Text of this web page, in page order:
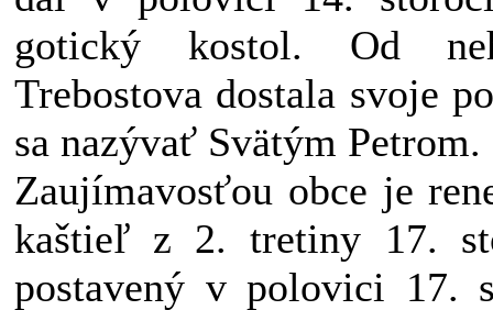
gotický kostol. Od
Trebostova dostala svoje
sa nazývať Svätým Petrom.
Zaujímavosťou obce je
kaštieľ z 2. tretiny 17.
postavený v polovici 17.